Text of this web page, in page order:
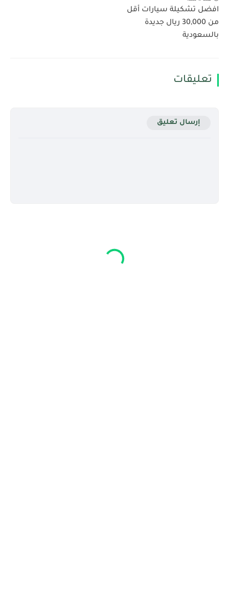
افضل تشكيلة سيارات أقل
من 30,000 ريال جديدة
بالسعودية
تعليقات
إرسال تعليق